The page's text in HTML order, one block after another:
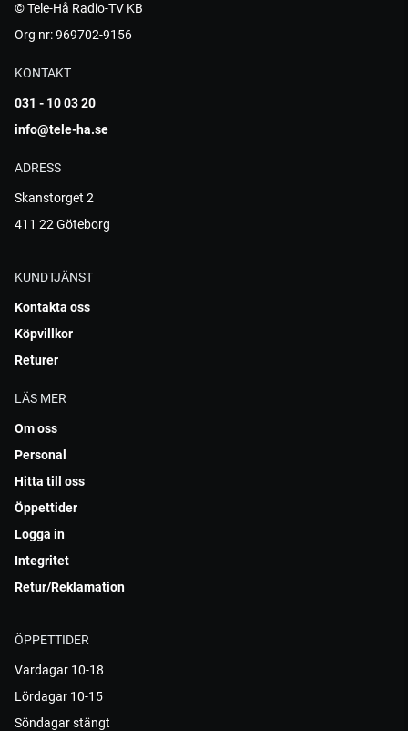
© Tele-Hå Radio-TV KB
Org nr: 969702-9156
KONTAKT
031 - 10 03 20
info@tele-ha.se
ADRESS
Skanstorget 2
411 22 Göteborg
KUNDTJÄNST
Kontakta oss
Köpvillkor
Returer
LÄS MER
Om oss
Personal
Hitta till oss
Öppettider
Logga in
Integritet
Retur/Reklamation
ÖPPETTIDER
Vardagar 10-18
Lördagar 10-15
Söndagar stängt